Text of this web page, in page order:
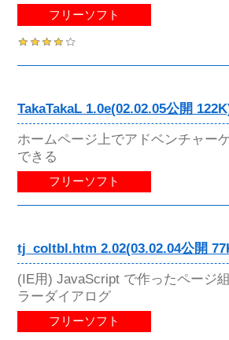
フリーソフト
TakaTakaL 1.0e(02.02.05公開
ホームページ上でアドベンチャー
できる
フリーソフト
tj_coltbl.htm 2.02(03.02.04公開
(IE用) JavaScript で作ったページ
ラーダイアログ
フリーソフト